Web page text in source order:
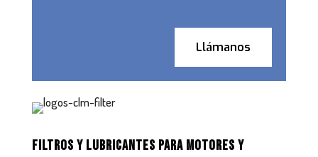
Llámanos
FILTROS Y LUBRICANTES PARA MOTORES Y